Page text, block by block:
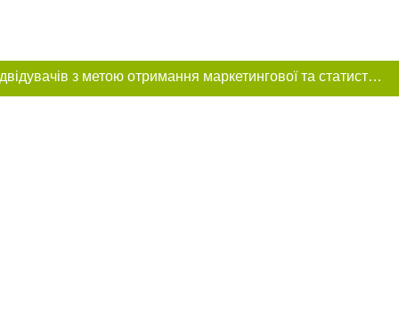
Цей сайт використовує «cookies». Також веб-сайт використовує інтернет-сервіс для збору технічних даних стосовно відвідувачів з метою отримання маркетингової та статистичної інформації. Умови обробки даних відвідувачів сайту див.